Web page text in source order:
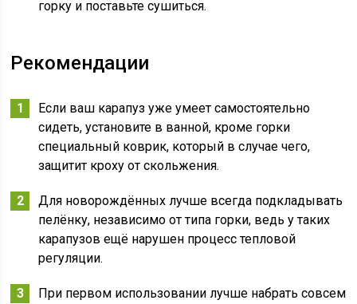
горку и поставьте сушиться.
Рекомендации
Если ваш карапуз уже умеет самостоятельно
сидеть, установите в ванной, кроме горки
специальный коврик, который в случае чего,
защитит кроху от скольжения.
Для новорождённых лучше всегда подкладывать
пелёнку, независимо от типа горки, ведь у таких
карапузов ещё нарушен процесс тепловой
регуляции.
При первом использовании лучше набрать совсем